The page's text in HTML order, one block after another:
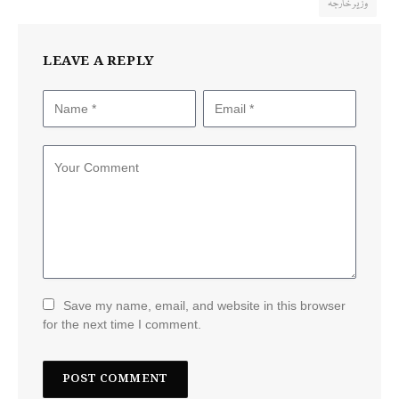
وزیر خارجہ
LEAVE A REPLY
Save my name, email, and website in this browser
for the next time I comment.